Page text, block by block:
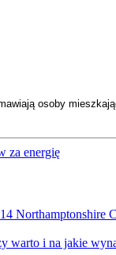
osoby
za energię
Northamptonshire
warto i na jakie